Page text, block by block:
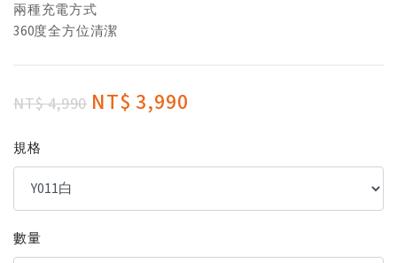
兩種充電方式
360度全方位清潔
NT$ 4,990 NT$ 3,990
規格
數量